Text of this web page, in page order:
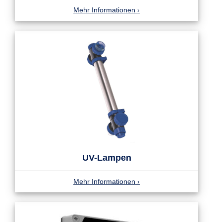
Mehr Informationen ›
UV-Lampen
Mehr Informationen ›